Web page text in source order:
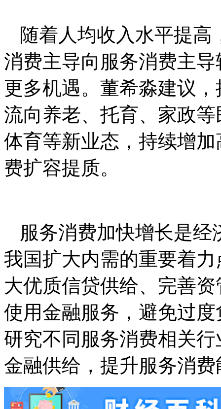
随着人均收入水平提
消费主导向服务消费主
更多机遇。董希淼建议
流向养老、托育、家政
体育等新业态，持续增
费扩容提质。
服务消费加快增长是
我国扩大内需的重要着
大优质信贷供给、完善
使用金融服务，避免过
研究不同服务消费相关
金融供给，提升服务消费